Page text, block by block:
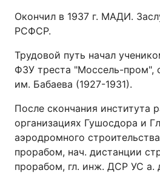
Окончил в 1937 г. МАДИ.
РСФСР.
Трудовой путь начал
ФЗУ треста "Моссель-пром",
им. Бабаева (1927-1931).
После скончания института
организациях Гушосдора и
аэродромного
прорабом, нач. дистанции
прорабом, гл. инж. ДСР УС